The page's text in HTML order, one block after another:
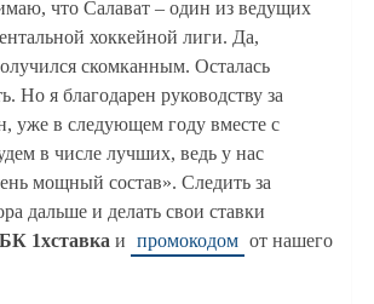
что Салават – один из ведущих
хоккейной лиги. Да,
скомканным. Осталась
Но я благодарен руководству за
уже в следующем году вместе с
в числе лучших, ведь у нас
мощный состав». Следить за
дальше и делать свои ставки
БК 1хставка и промокодом от нашего